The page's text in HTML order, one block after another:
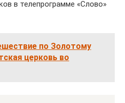
в телепрограмме «Слово»
по Золотому
церковь во